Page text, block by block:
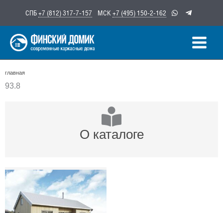
содержимому
СПБ+7 (812) 317-7-157 МСК +7 (495) 150-2-162
главная
93.8
О каталоге